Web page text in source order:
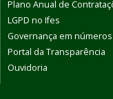
Plano Anual de
LGPD no Ifes
Governança em números
Portal da Transparência
Ouvidoria